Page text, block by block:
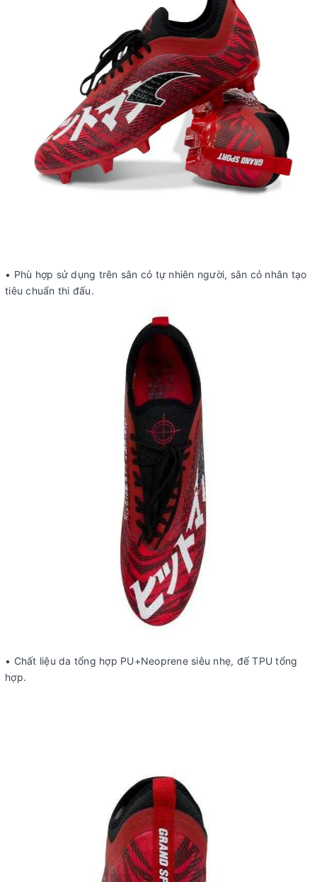
• Phù hợp sử dụng trên sân cỏ tự nhiên người, sân cỏ nhân tạo
tiêu chuẩn thi đấu.
• Chất liệu da tổng hợp PU+Neoprene siêu nhẹ, đế TPU tổng
hợp.